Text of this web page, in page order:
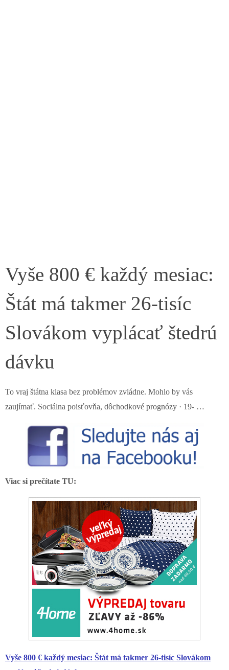
Vyše 800 € každý mesiac:
Štát má takmer 26-tisíc
Slovákom vyplácať štedrú
dávku
To vraj štátna klasa bez problémov zvládne. Mohlo by vás
zaujímať. Sociálna poisťovňa, dôchodkové prognózy · 19- …
Viac si prečítate TU:
Vyše 800 € každý mesiac: Štát má takmer 26-tisíc Slovákom